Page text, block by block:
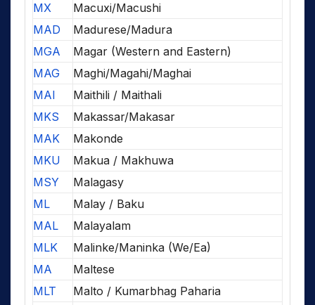
MX
Macuxi/Macushi
MAD
Madurese/Madura
MGA
Magar (Western and Eastern)
MAG
Maghi/Magahi/Maghai
MAI
Maithili / Maithali
MKS
Makassar/Makasar
MAK
Makonde
MKU
Makua / Makhuwa
MSY
Malagasy
ML
Malay / Baku
MAL
Malayalam
MLK
Malinke/Maninka (We/Ea)
MA
Maltese
MLT
Malto / Kumarbhag Paharia